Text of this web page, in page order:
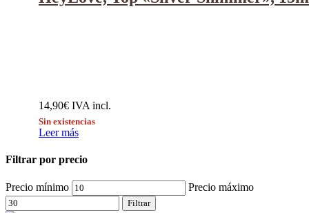
14,90€ IVA incl.
Sin existencias
Leer más
Filtrar por precio
Precio mínimo Precio máximo
Filtrar